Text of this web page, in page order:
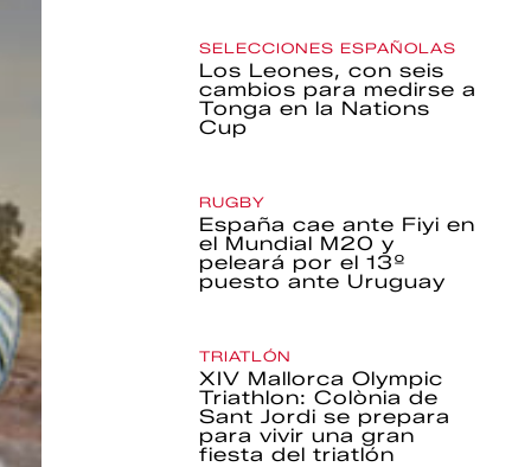
SELECCIONES ESPAÑOLAS
Los Leones, con seis
cambios para medirse a
Tonga en la Nations
Cup
RUGBY
España cae ante Fiyi en
el Mundial M20 y
peleará por el 13º
puesto ante Uruguay
TRIATLÓN
XIV Mallorca Olympic
Triathlon: Colònia de
Sant Jordi se prepara
para vivir una gran
fiesta del triatlón